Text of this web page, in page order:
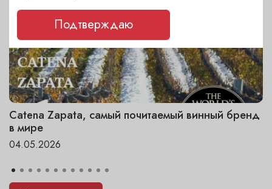
Catena Zapata, самый почитаемый винный бренд
в мире
04.05.2026
Подтверждаю